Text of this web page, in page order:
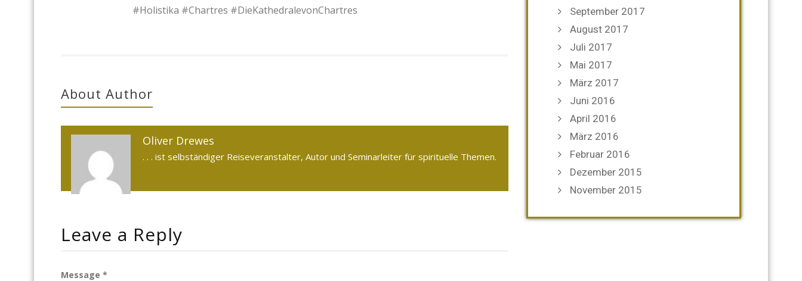
#Holistika #Chartres #DieKathedralevonChartres
About Author
Oliver Drewes
. . . ist selbständiger Reiseveranstalter, Autor und Seminarleiter für spirituelle Themen.
Leave a Reply
Message *
September 2017
August 2017
Juli 2017
Mai 2017
März 2017
Juni 2016
April 2016
März 2016
Februar 2016
Dezember 2015
November 2015